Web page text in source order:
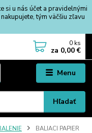
si u nás účet a pravidelnými
tým väčšiu zľavu
Menu
Hľadať
0 ks
za 0,00 €
BALIACI PAPIER